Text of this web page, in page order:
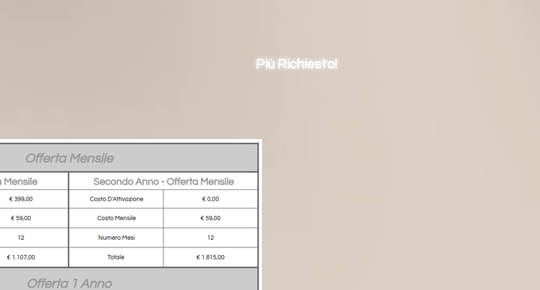
Più Richiesto!